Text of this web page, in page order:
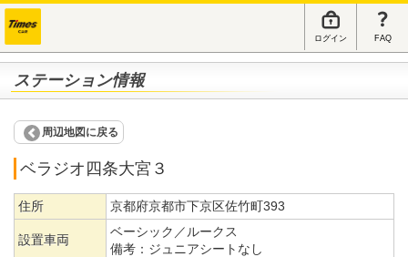
ログイン FAQ
ステーション情報
周辺地図に戻る
ベラジオ四条大宮３
住所 京都府京都市下京区佐竹町393
設置車両
ベーシック／ルークス
備考： ジュニアシートなし